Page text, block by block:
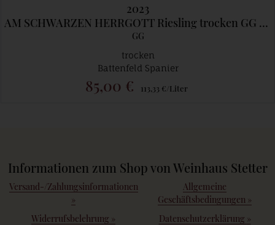
2023
AM SCHWARZEN HERRGOTT Riesling trocken GG - Limitiert 3Fl./Kunde
GG
trocken
Battenfeld Spanier
85,00 € 113,33 €/Liter
Informationen zum Shop von Weinhaus Stetter
Versand-/Zahlungsinformationen
»
Allgemeine
Geschäftsbedingungen »
Widerrufsbelehrung » Datenschutzerklärung »